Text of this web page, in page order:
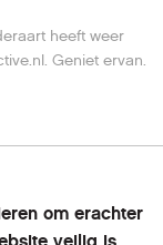
heeft weer
Geniet ervan.
om erachter